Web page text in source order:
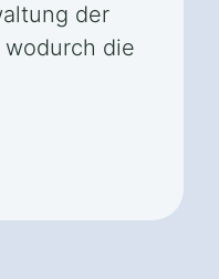
der
die